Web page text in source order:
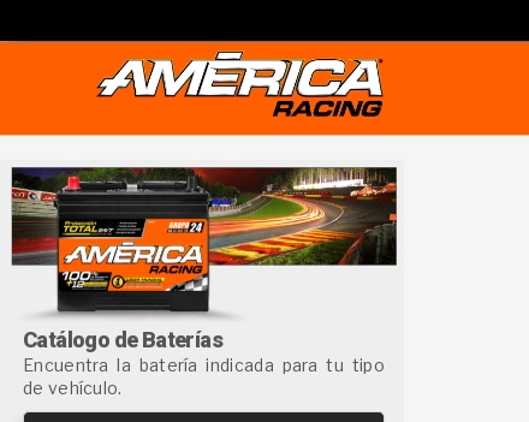
Catálogo de Baterías
Encuentra la batería indicada para tu tipo
de vehículo.